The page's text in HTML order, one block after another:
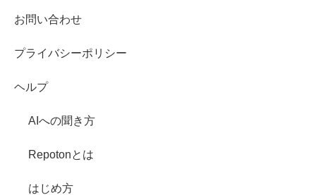
お問い合わせ
プライバシーポリシー
ヘルプ
AIへの聞き方
Repotonとは
はじめ方